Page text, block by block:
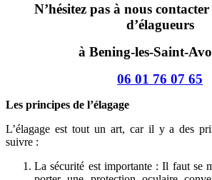
N’hésitez pas à nous
d’élagueurs
à Bening-les-Saint-
06 01 76 07 65
Les principes de l’élagage
L’élagage est tout un art, car il y a des
suivre :
La sécurité est importante : Il faut se